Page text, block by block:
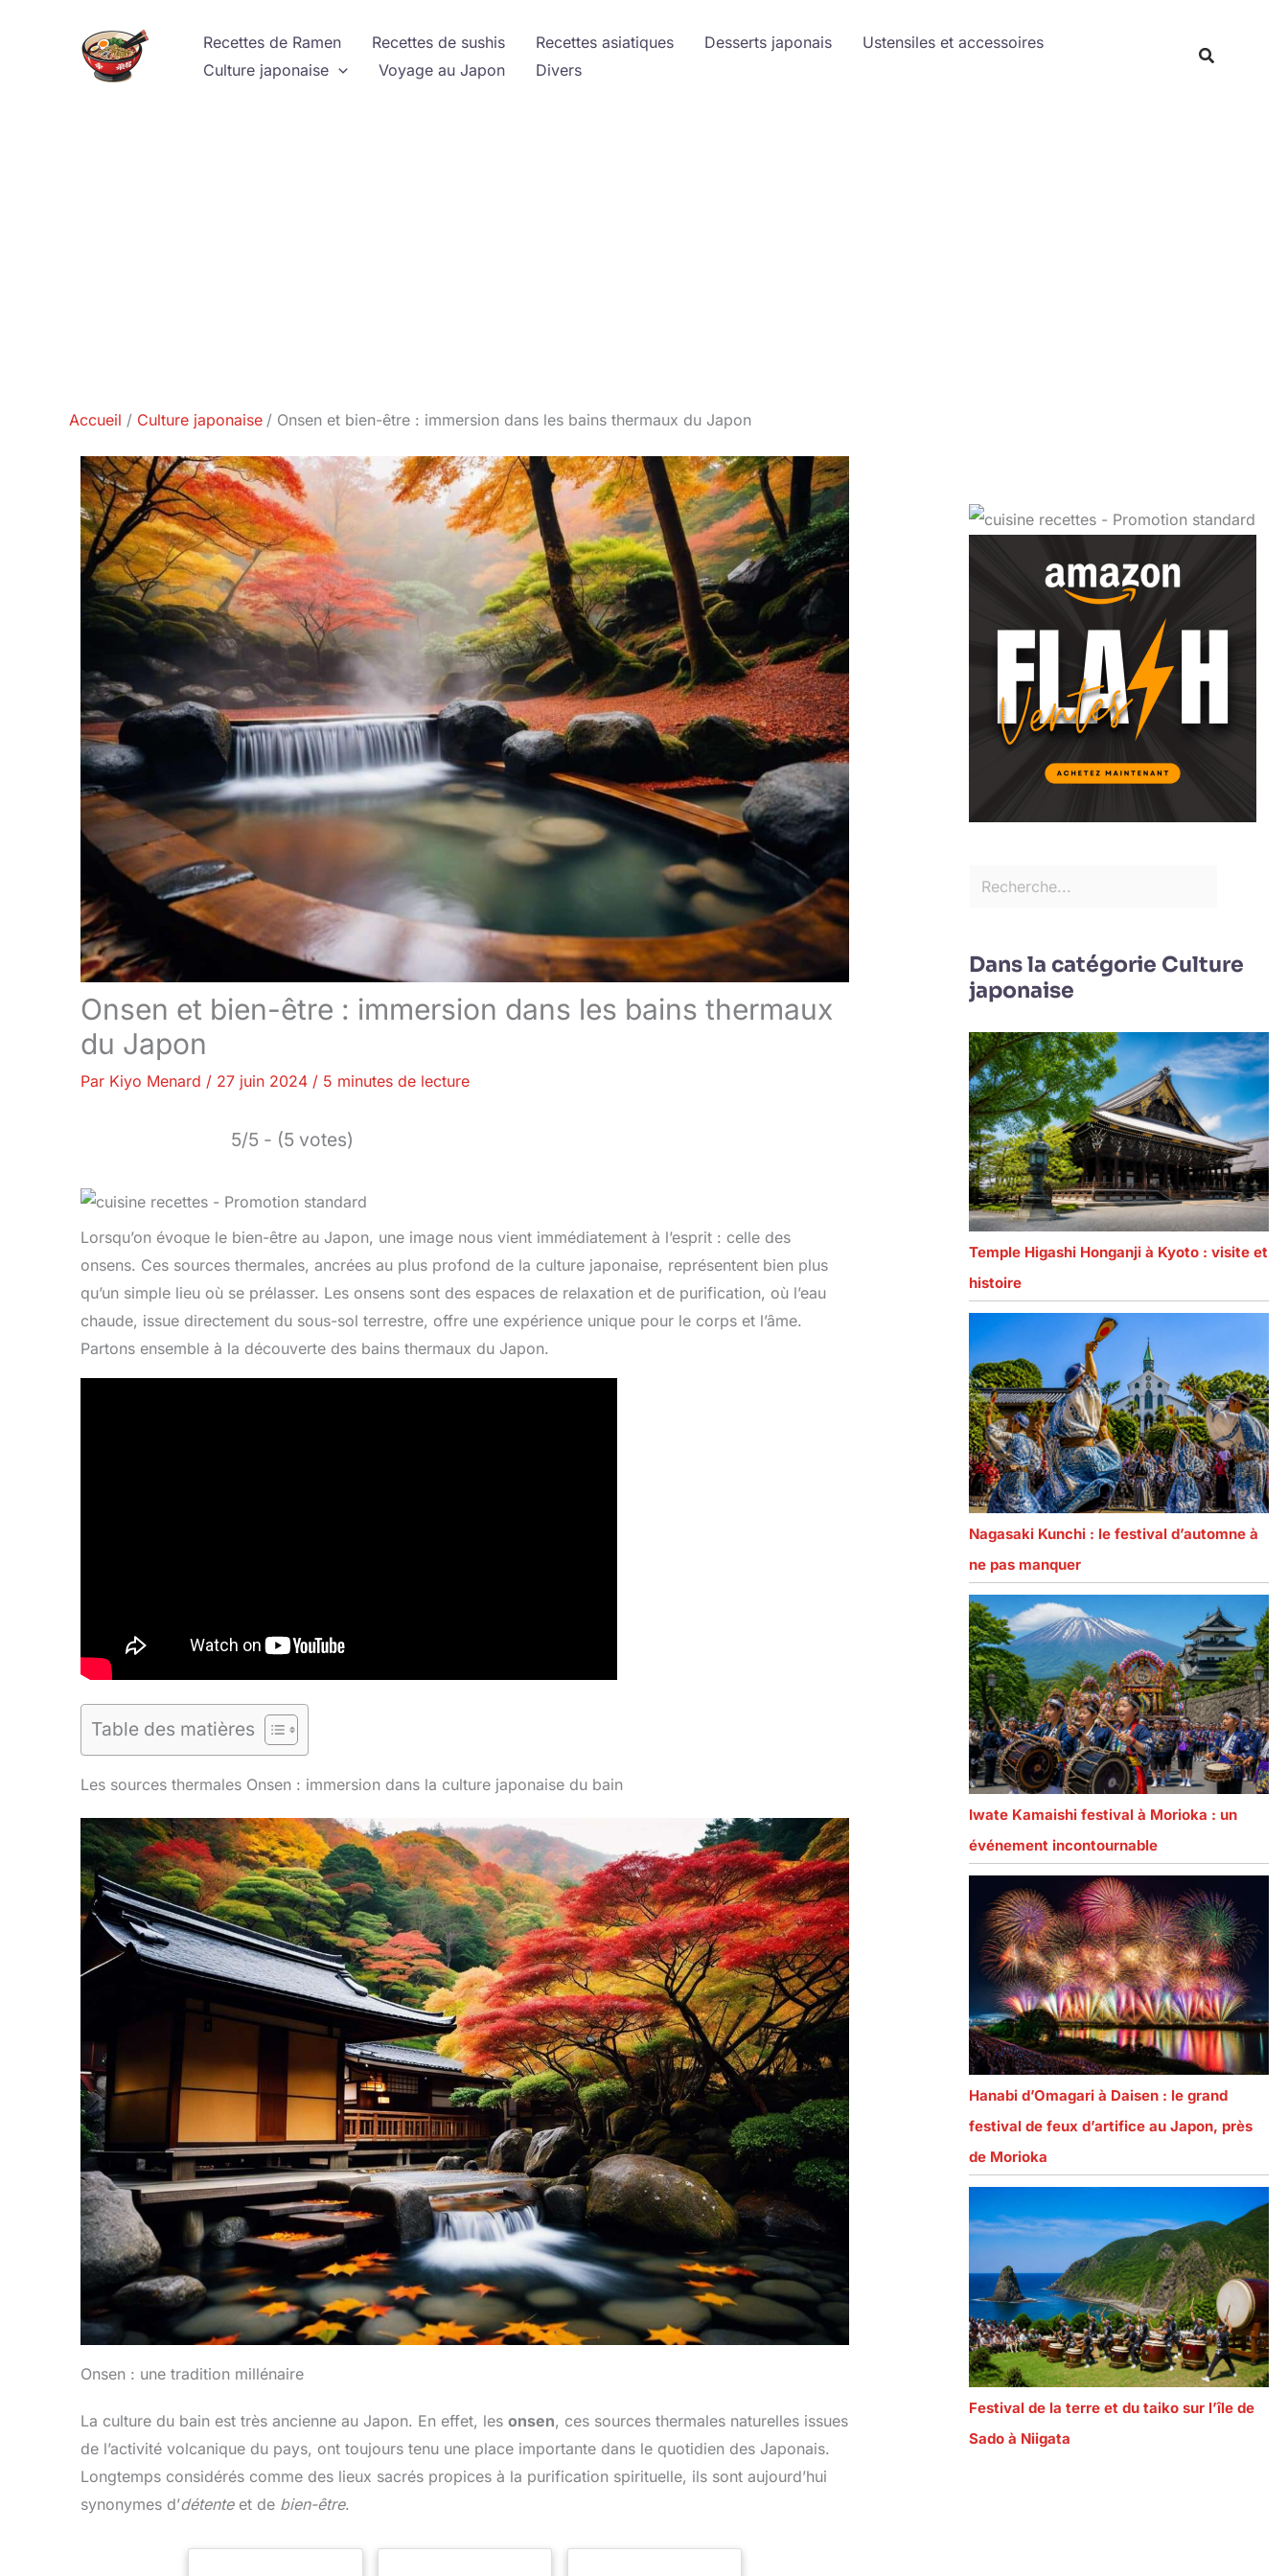
Recettes de Ramen Recettes de sushis Recettes asiatiques Desserts japonais
Ustensiles et accessoires
Culture japonaise
Voyage au Japon Divers
Accueil Culture japonaise Onsen et bien-être : immersion dans les bains thermaux du Japon
Onsen et bien-être : immersion dans les bains thermaux
du Japon
Par Kiyo Menard / 27 juin 2024 / 5 minutes de lecture
5/5 - (5 votes)
Lorsqu’on évoque le bien-être au Japon, une image nous vient immédiatement à l’esprit : celle des
onsens. Ces sources thermales, ancrées au plus profond de la culture japonaise, représentent bien plus
qu’un simple lieu où se prélasser. Les onsens sont des espaces de relaxation et de purification, où l’eau
chaude, issue directement du sous-sol terrestre, offre une expérience unique pour le corps et l’âme.
Partons ensemble à la découverte des bains thermaux du Japon.
Table des matières
Les sources thermales Onsen : immersion dans la culture japonaise du bain
Onsen : une tradition millénaire
La culture du bain est très ancienne au Japon. En effet, les onsen, ces sources thermales naturelles issues
de l’activité volcanique du pays, ont toujours tenu une place importante dans le quotidien des Japonais.
Longtemps considérés comme des lieux sacrés propices à la purification spirituelle, ils sont aujourd’hui
synonymes d’détenteet de bien-être.
Dans la catégorie Culture
japonaise
Temple Higashi Honganji à Kyoto : visite et
histoire
Nagasaki Kunchi : le festival d’automne à
ne pas manquer
Iwate Kamaishi festival à Morioka : un
événement incontournable
Hanabi d’Omagari à Daisen : le grand
festival de feux d’artifice au Japon, près
de Morioka
Festival de la terre et du taiko sur l’île de
Sado à Niigata